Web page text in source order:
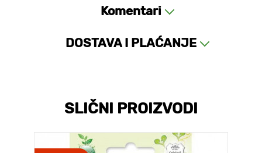
Komentari
DOSTAVA I PLAĆANJE
SLIČNI PROIZVODI